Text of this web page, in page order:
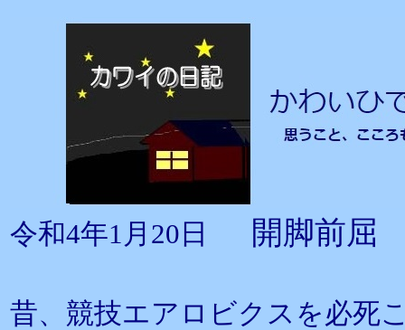
令和4年1月20日 開脚前屈
昔、競技エアロビクスを必死